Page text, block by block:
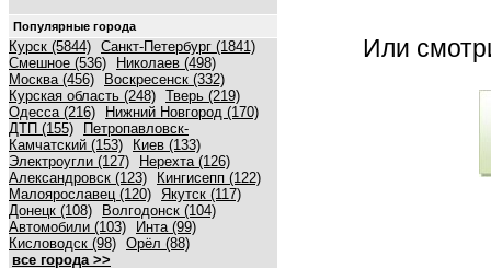
Популярные города
Курск (5844) Санкт-Петербург (1841)
Смешное (536)
Николаев (498)
Москва (456)
Воскресенск (332)
Курская область (248) Тверь (219)
Одесса (216)
Нижний Новгород (170)
ДТП (155)
Петропавловск-
Камчатский (153)
Киев (133)
Электроугли (127)
Нерехта (126)
Александровск (123)
Кингисепп (122)
Малоярославец (120) Якутск (117)
Донецк (108)
Волгодонск (104)
Автомобили (103)
Инта (99)
Кисловодск (98) Орёл (88)
все города >>
Или